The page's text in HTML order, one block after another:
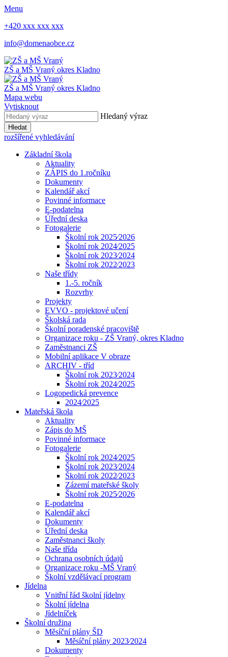
Menu
+420 xxx xxx xxx
info@domenaobce.cz
ZŠ a MŠ Vraný okres Kladno
ZŠ a MŠ Vraný okres Kladno
Mapa webu
Vytisknout
Hledaný výraz
Hledat
rozšířené vyhledávání
Základní škola
Aktuality
ZÁPIS do 1.ročníku
Dokumenty
Kalendář akcí
Povinné informace
E-podatelna
Úřední deska
Fotogalerie
Školní rok 2025⁄2026
Školní rok 2024⁄2025
Školní rok 2023⁄2024
Školní rok 2022⁄2023
Naše třídy
1.-5. ročník
Rozvrhy
Projekty
EVVO - projektové učení
Školská rada
Školní poradenské pracoviště
Organizace roku - ZŠ Vraný, okres Kladno
Zaměstnanci ZŠ
Mobilní aplikace V obraze
ARCHIV - tříd
Školní rok 2023⁄2024
Školní rok 2024⁄2025
Logopedická prevence
2024⁄2025
Mateřská škola
Aktuality
Zápis do MŠ
Povinné informace
Fotogalerie
Školní rok 2024⁄2025
Školní rok 2023⁄2024
Školní rok 2022⁄2023
Zázemí mateřské školy
Školní rok 2025⁄2026
E-podatelna
Kalendář akcí
Dokumenty
Úřední deska
Zaměstnanci školy
Naše třída
Ochrana osobních údajů
Organizace roku -MŠ Vraný
Školní vzdělávací program
Jídelna
Vnitřní řád školní jídelny
Školní jídelna
Jídelníček
Školní družina
Měsíční plány ŠD
Měsíční plány 2023⁄2024
Dokumenty